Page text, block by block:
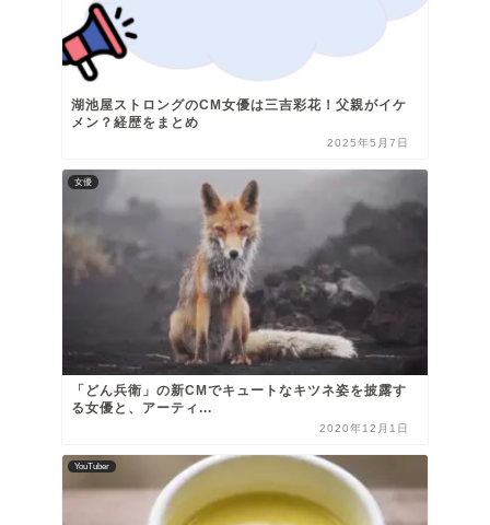
湖池屋ストロングのCM女優は三吉彩花！父親がイケ
メン？経歴をまとめ
2025年5月7日
女優
「どん兵衛」の新CMでキュートなキツネ姿を披露す
る女優と、アーティ...
2020年12月1日
YouTuber